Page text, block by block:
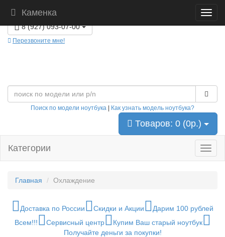
Каменка
г. Каменка, ул. Чкалова 19В, 2-этаж. ПН-ВС с 09:30 до 18:30
8 (927) 093-07-00
Перезвоните мне!
Поиск по модели ноутбука Как узнать модель ноутбука?
Товаров: 0 (0р.)
Категории
Главная Охлаждение
Доставка по России Скидки и Акции
Дарим 100 рублей
Всем!!!
Сервисный центр
Купим Ваш старый ноутбук
Получайте деньги за покупки!